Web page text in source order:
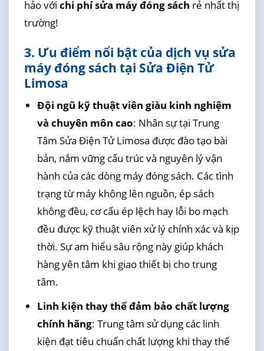
hảo với chi phí sửa máy đóng sách rẻ nhất thị
trường!
3. Ưu điểm nổi bật của dịch vụ sửa
máy đóng sách tại Sửa Điện Tử
Limosa
Đội ngũ kỹ thuật viên giàu kinh nghiệm
và chuyên môn cao: Nhân sự tại Trung
Tâm Sửa Điện Tử Limosa được đào tạo bài
bản, nắm vững cấu trúc và nguyên lý vận
hành của các dòng máy đóng sách. Các tình
trạng từ máy không lên nguồn, ép sách
không đều, cơ cấu ép lệch hay lỗi bo mạch
đều được kỹ thuật viên xử lý chính xác và kịp
thời. Sự am hiểu sâu rộng này giúp khách
hàng yên tâm khi giao thiết bị cho trung
tâm.
Linh kiện thay thế đảm bảo chất lượng
chính hãng: Trung tâm sử dụng các linh
kiện đạt tiêu chuẩn chất lượng khi thay thế